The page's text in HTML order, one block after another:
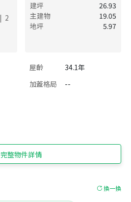
| 2
建坪
26.93
主建物
19.05
地坪
5.97
屋齡
34.1年
加蓋格局
--
完整物件詳情
換一換